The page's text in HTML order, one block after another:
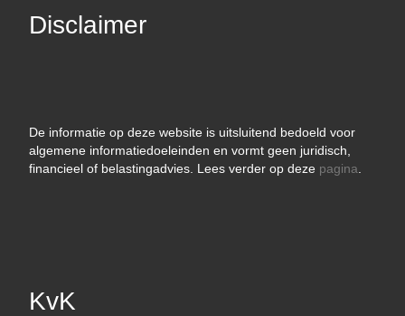
Disclaimer
De informatie op deze website is uitsluitend bedoeld voor
algemene informatiedoeleinden en vormt geen juridisch,
financieel of belastingadvies. Lees verder op deze pagina.
KvK